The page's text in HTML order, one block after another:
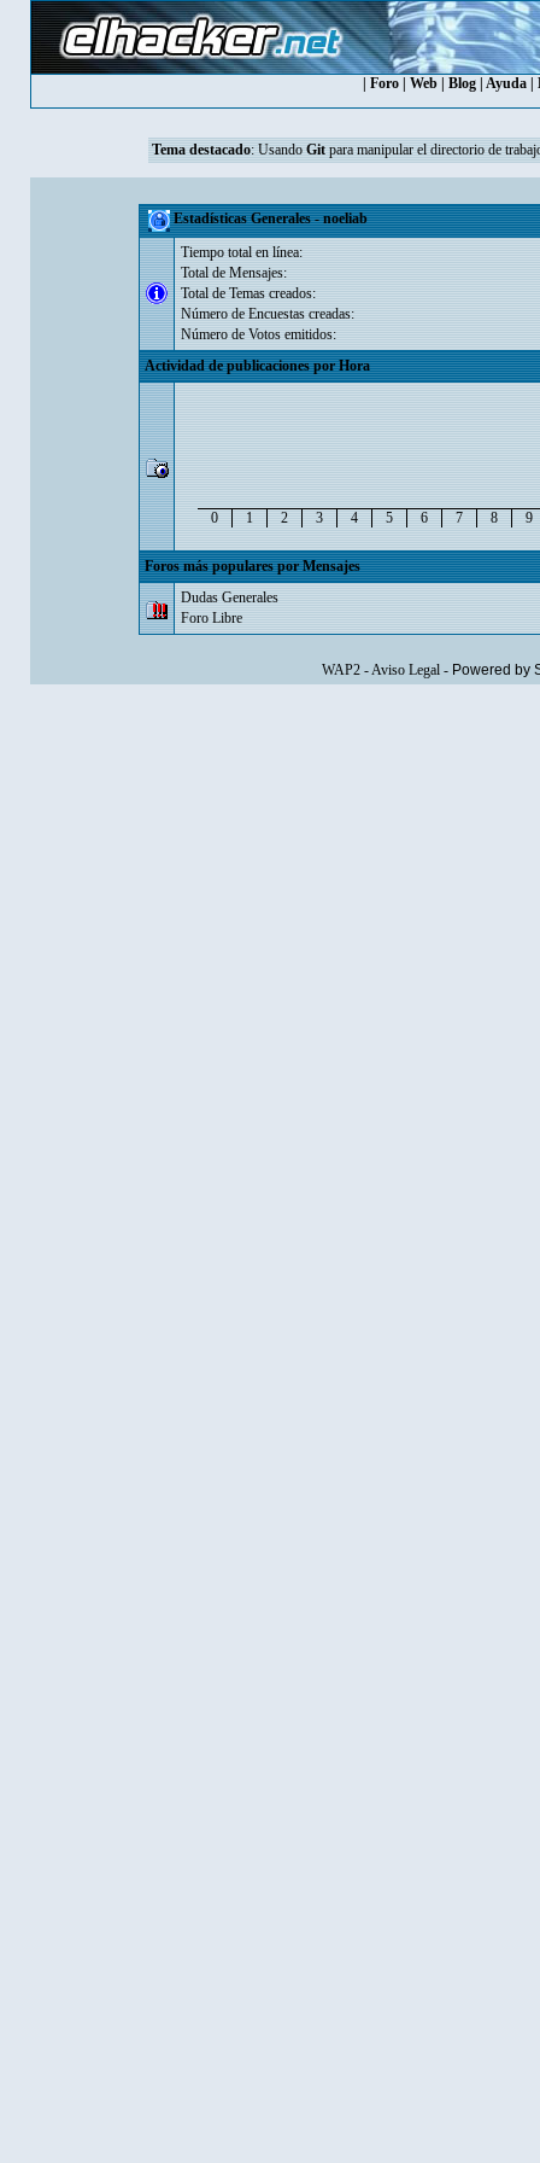
Foro Web Blog Ayuda
Tema destacado: Usando Git para manipular el directorio de
Estadísticas Generales - noeliab
Tiempo total en línea:
Total de Mensajes:
Total de Temas creados:
Número de Encuestas creadas:
Número de Votos emitidos:
Actividad de publicaciones por Hora
0 1 2 3 4 5 6 7 8 9
Foros más populares por Mensajes
Dudas Generales
Foro Libre
WAP2-Aviso Legal- Powered by